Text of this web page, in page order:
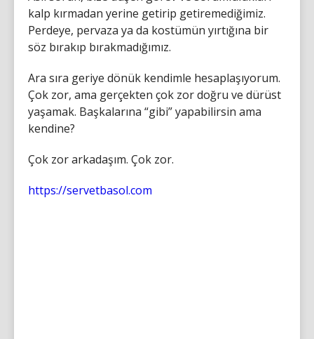
kalp kırmadan yerine getirip getiremediğimiz.
Perdeye, pervaza ya da kostümün yırtığına bir
söz bırakıp bırakmadığımız.
Ara sıra geriye dönük kendimle hesaplaşıyorum.
Çok zor, ama gerçekten çok zor doğru ve dürüst
yaşamak. Başkalarına “gibi” yapabilirsin ama
kendine?
Çok zor arkadaşım. Çok zor.
https://servetbasol.com